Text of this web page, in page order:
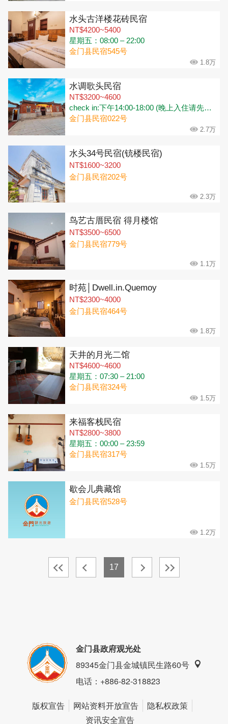
水头古洋楼花砖民宿
NT$4200~5400
星期五：08:00 – 22:00
金门县民宿545号
1.8万
水调歌头民宿
NT$3200~4600
check in:下午14:00-18:00 (晚上入住请先说明时间.早上班机抵达可以寄放行李请先约时间) check out:早上10:00前 (行李可寄放)
金门县民宿022号
2.7万
水头34号民宿(铳楼民宿)
NT$1600~3200
金门县民宿202号
2.3万
鸟艺古厝民宿 得月楼馆
NT$3500~6500
金门县民宿779号
1.1万
时苑│Dwell.in.Quemoy
NT$2300~4000
金门县民宿464号
1.8万
天井的月光二馆
NT$4600~4600
星期五：07:30 – 21:00
金门县民宿324号
1.5万
来福客栈民宿
NT$2800~3800
星期五：00:00 – 23:59
金门县民宿317号
1.5万
歇会儿典藏馆
金门县民宿528号
1.2万
17
金门县政府观光处
89345金门县金城镇民生路60号
电话：+886-82-318823
版权宣告 网站资料开放宣告
隐私权政策
资讯安全宣告